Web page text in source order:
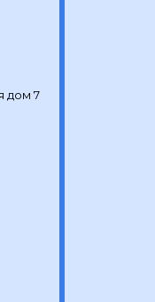
дом 7